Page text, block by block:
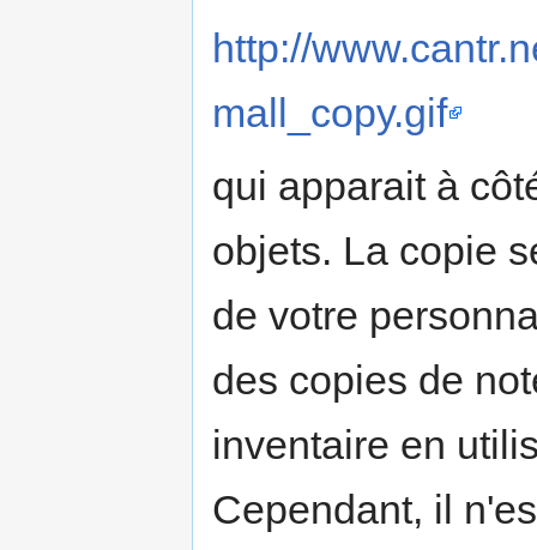
http://
mall_copy.gif
qui apparait à
objets. La copie
de votre
des copies de
inventaire en
Cependant, il